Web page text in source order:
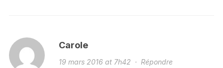
Carole
19 mars 2016 at 7h42 · Répondre